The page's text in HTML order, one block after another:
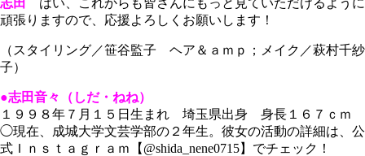
頑張りますので、応援よろしくお願いします！
（スタイリング／笹谷監子 ヘア＆ａｍｐ；メイク／萩村千紗
子）
●志田音々（しだ・ねね）
１９９８年７月１５日生まれ 埼玉県出身 身長１６７ｃｍ
◯現在、成城大学文芸学部の２年生。彼女の活動の詳細は、公
式Ｉｎｓｔａｇｒａｍ【@shida_nene0715】でチェック！